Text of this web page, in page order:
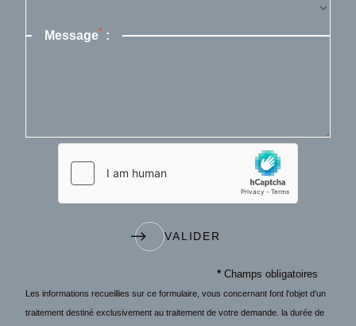
Message* :
VALIDER
* Champs obligatoires
Les informations recueillies sur ce formulaire, vous concernant font l'objet d'un
traitement destiné exclusivement au traitement de votre demande. la durée de